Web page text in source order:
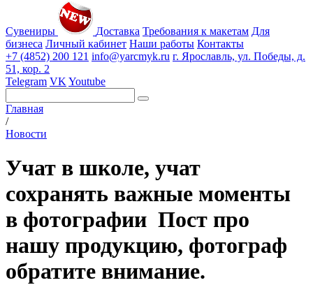
Сувениры Доставка Требования к макетам Для
бизнеса Личный кабинет Наши работы Контакты
+7 (4852) 200 121 info@yarcmyk.ru г. Ярославль, ул. Победы, д.
51, кор. 2
Telegram VK Youtube
Главная
/
Новости
Учат в школе, учат
сохранять важные моменты
в фотографии ️ Пост про
нашу продукцию, фотограф
обратите внимание.